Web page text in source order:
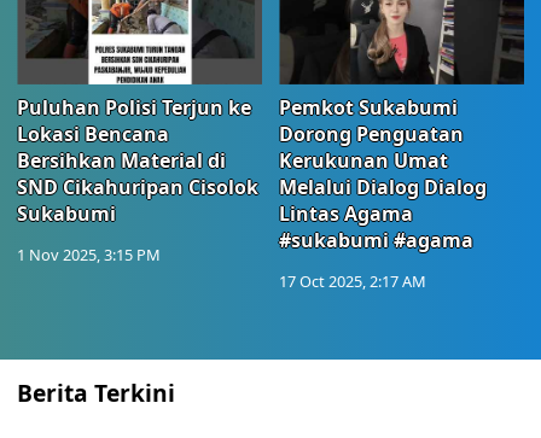
Puluhan Polisi Terjun ke
Lokasi Bencana
Bersihkan Material di
SND Cikahuripan Cisolok
Sukabumi
1 Nov 2025, 3:15 PM
Pemkot Sukabumi
Dorong Penguatan
Kerukunan Umat
Melalui Dialog Dialog
Lintas Agama
#sukabumi #agama
17 Oct 2025, 2:17 AM
Berita Terkini